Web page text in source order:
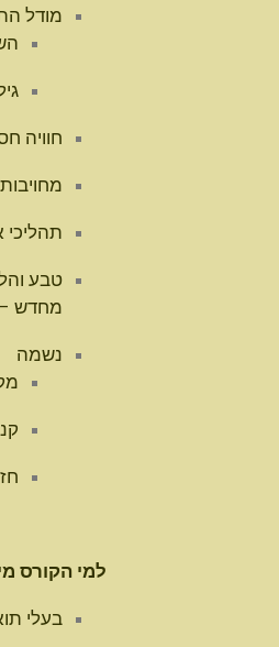
מודל
חוויה
תהליכי
טבע
מחדש –
נשמה
למי הקורס
בעלי